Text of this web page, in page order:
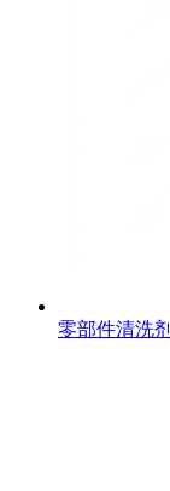
零部件清洗剂